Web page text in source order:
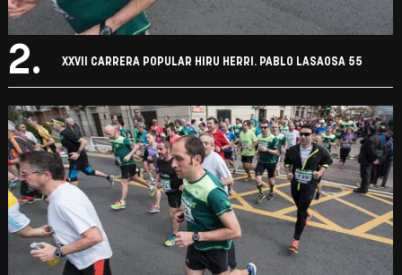
2. XXVII CARRERA POPULAR HIRU HERRI. PABLO LASAOSA 55